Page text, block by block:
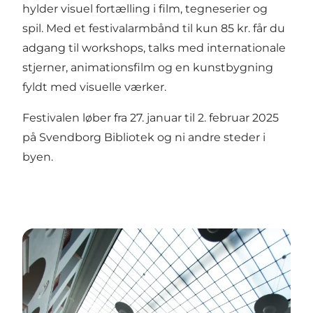
hylder visuel fortælling i film, tegneserier og
spil. Med et festivalarmbånd til kun 85 kr. får du
adgang til workshops, talks med internationale
stjerner, animationsfilm og en kunstbygning
fyldt med visuelle værker.
Festivalen løber fra 27. januar til 2. februar 2025
på Svendborg Bibliotek og ni andre steder i
byen.